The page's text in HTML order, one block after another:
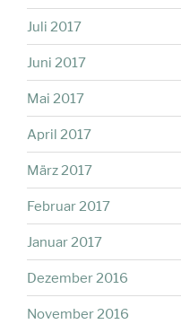
Juli 2017
Juni 2017
Mai 2017
April 2017
März 2017
Februar 2017
Januar 2017
Dezember 2016
November 2016